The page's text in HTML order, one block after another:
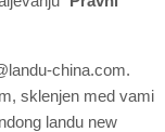
china.com.
sklenjen med vami
landu new